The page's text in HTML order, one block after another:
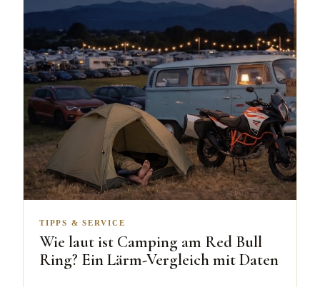
TIPPS & SERVICE
Wie laut ist Camping am Red Bull
Ring? Ein Lärm-Vergleich mit Daten